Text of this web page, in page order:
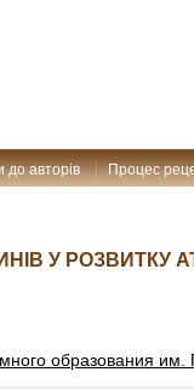
до авторів Процес
У РОЗВИТКУ
образования